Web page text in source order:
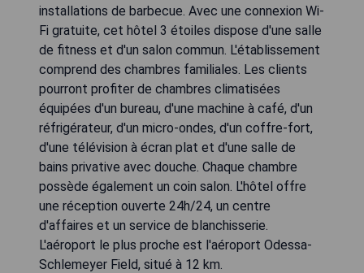
installations de barbecue. Avec une connexion Wi-
Fi gratuite, cet hôtel 3 étoiles dispose d'une salle
de fitness et d'un salon commun. L'établissement
comprend des chambres familiales. Les clients
pourront profiter de chambres climatisées
équipées d'un bureau, d'une machine à café, d'un
réfrigérateur, d'un micro-ondes, d'un coffre-fort,
d'une télévision à écran plat et d'une salle de
bains privative avec douche. Chaque chambre
possède également un coin salon. L'hôtel offre
une réception ouverte 24h/24, un centre
d'affaires et un service de blanchisserie.
L'aéroport le plus proche est l'aéroport Odessa-
Schlemeyer Field, situé à 12 km.